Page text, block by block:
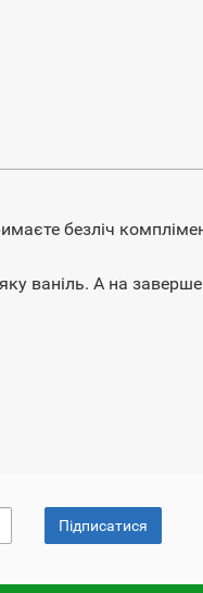
безліч
ваніль. А на
Підписатися